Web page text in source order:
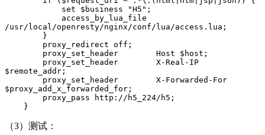
/usr/local/openresty/nginx/conf/lua/access.lua;
$remote_addr;
$proxy_add_x_forwarded_for;
（3）测试：